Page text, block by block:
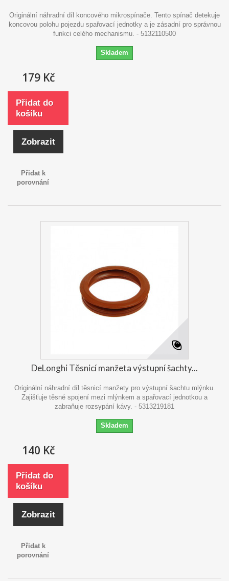
Originální náhradní díl koncového mikrospínače. Tento spínač detekuje
koncovou polohu pojezdu spařovací jednotky a je zásadní pro správnou
funkci celého mechanismu. - 5132110500
Skladem
179 Kč
Přidat do
košíku
Zobrazit
Přidat k
porovnání
DeLonghi Těsnicí manžeta výstupní šachty...
Originální náhradní díl těsnicí manžety pro výstupní šachtu mlýnku.
Zajišťuje těsné spojení mezi mlýnkem a spařovací jednotkou a
zabraňuje rozsypání kávy. - 5313219181
Skladem
140 Kč
Přidat do
košíku
Zobrazit
Přidat k
porovnání